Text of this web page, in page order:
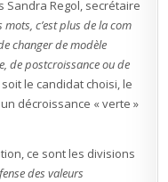
Sandra Regol, secrétaire
mots, c’est plus de la com
changer de modèle
de postcroissance ou de
le candidat choisi, le
décroissance « verte »
ce sont les divisions
des valeurs